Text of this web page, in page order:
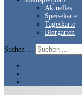
Aktuelles
Speisekarte
Tageskarte
Biergarten
Suchen ...